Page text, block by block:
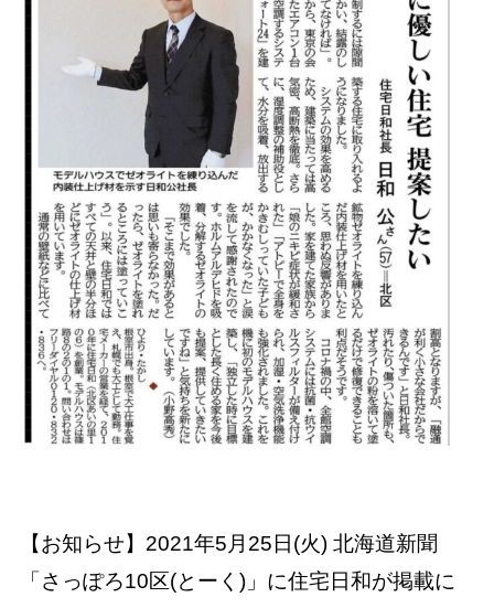
【お知らせ】2021年5月25日(火) 北海道新聞
「さっぽろ10区(とーく)」に住宅日和が掲載に